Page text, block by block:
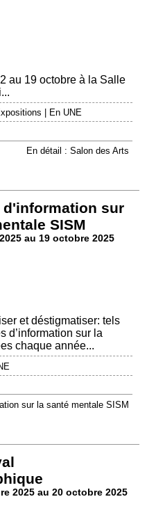
au 19 octobre à la Salle
En UNE
En détail : Salon des Arts
d'information sur
SISM
au 19 octobre 2025
et déstigmatiser: tels
d’information sur la
chaque année...
sur la santé mentale SISM
2025 au 20 octobre 2025